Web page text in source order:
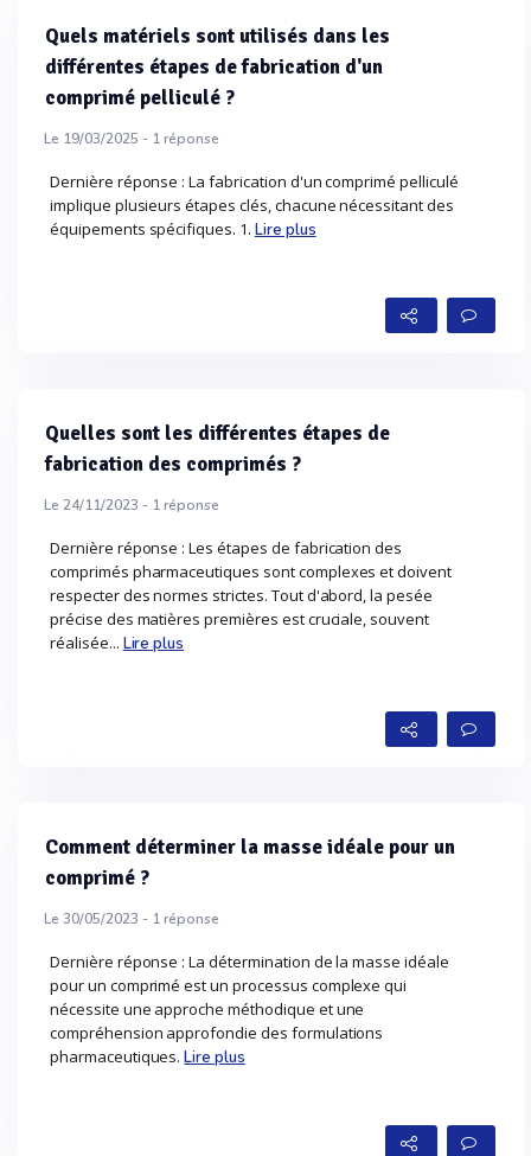
Quels matériels sont utilisés dans les
différentes étapes de fabrication d'un
comprimé pelliculé ?
Le 19/03/2025 - 1réponse
Dernière réponse : La fabrication d'un comprimé pelliculé
implique plusieurs étapes clés, chacune nécessitant des
équipements spécifiques. 1. Lire plus
Quelles sont les différentes étapes de
fabrication des comprimés ?
Le 24/11/2023 - 1réponse
Dernière réponse : Les étapes de fabrication des
comprimés pharmaceutiques sont complexes et doivent
respecter des normes strictes. Tout d'abord, la pesée
précise des matières premières est cruciale, souvent
réalisée... Lire plus
Comment déterminer la masse idéale pour un
comprimé ?
Le 30/05/2023 - 1réponse
Dernière réponse : La détermination de la masse idéale
pour un comprimé est un processus complexe qui
nécessite une approche méthodique et une
compréhension approfondie des formulations
pharmaceutiques.Lire plus